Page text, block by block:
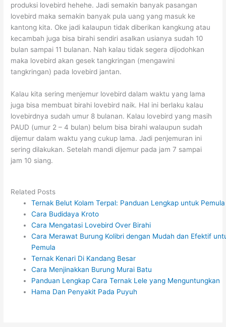
produksi lovebird hehehe. Jadi semakin banyak pasangan
lovebird maka semakin banyak pula uang yang masuk ke
kantong kita. Oke jadi kalaupun tidak diberikan kangkung atau
kecambah juga bisa birahi sendiri asalkan usianya sudah 10
bulan sampai 11 bulanan. Nah kalau tidak segera dijodohkan
maka lovebird akan gesek tangkringan (mengawini
tangkringan) pada lovebird jantan.
Kalau kita sering menjemur lovebird dalam waktu yang lama
juga bisa membuat birahi lovebird naik. Hal ini berlaku kalau
lovebirdnya sudah umur 8 bulanan. Kalau lovebird yang masih
PAUD (umur 2 – 4 bulan) belum bisa birahi walaupun sudah
dijemur dalam waktu yang cukup lama. Jadi penjemuran ini
sering dilakukan. Setelah mandi dijemur pada jam 7 sampai
jam 10 siang.
Related Posts
Ternak Belut Kolam Terpal: Panduan Lengkap untuk Pemula
Cara Budidaya Kroto
Cara Mengatasi Lovebird Over Birahi
Cara Merawat Burung Kolibri dengan Mudah dan Efektif
Pemula
Ternak Kenari Di Kandang Besar
Cara Menjinakkan Burung Murai Batu
Panduan Lengkap Cara Ternak Lele yang Menguntungkan
Hama Dan Penyakit Pada Puyuh